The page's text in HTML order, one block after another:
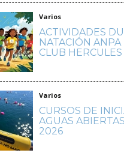
Varios
ACTIVIDADES
NATACIÓN
CLUB
Varios
CURSOS DE
AGUAS
2026